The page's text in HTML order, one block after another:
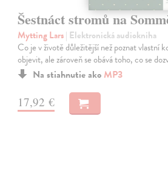
Šestnáct stromů na
Mytting Lars| Elektronická audiokniha
Co je v životě důležitější než poznat vlastní
objevit, ale zároveň se obává toho, co se
Na stiahnutie ako MP3
17,92 €